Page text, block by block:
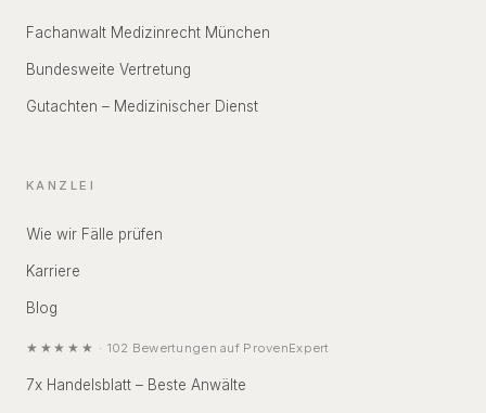
Fachanwalt Medizinrecht München
Bundesweite Vertretung
Gutachten – Medizinischer Dienst
KANZLEI
Wie wir Fälle prüfen
Karriere
Blog
★★★★★ · 102 Bewertungen auf ProvenExpert
7x Handelsblatt – Beste Anwälte